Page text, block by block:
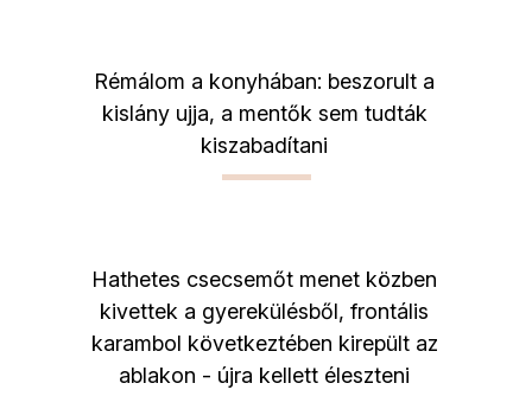
Rémálom a konyhában: beszorult a
kislány ujja, a mentők sem tudták
kiszabadítani
Hathetes csecsemőt menet közben
kivettek a gyerekülésből, frontális
karambol következtében kirepült az
ablakon - újra kellett éleszteni